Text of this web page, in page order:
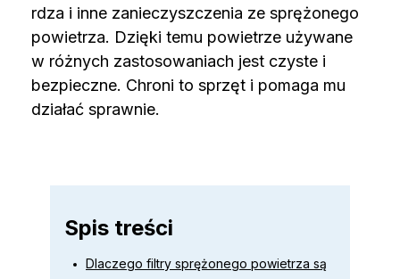
rdza i inne zanieczyszczenia ze sprężonego
powietrza. Dzięki temu powietrze używane
w różnych zastosowaniach jest czyste i
bezpieczne. Chroni to sprzęt i pomaga mu
działać sprawnie.
Spis treści
Dlaczego filtry sprężonego powietrza są